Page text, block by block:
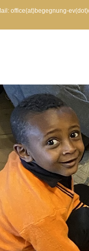
office(at)begegnung-